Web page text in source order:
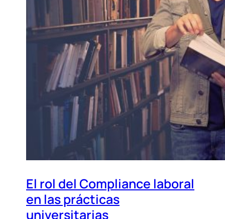
El rol del Compliance laboral
en las prácticas
universitarias